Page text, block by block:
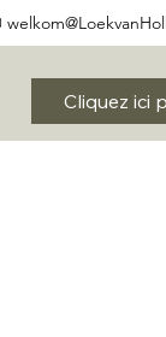
Cliquez ici